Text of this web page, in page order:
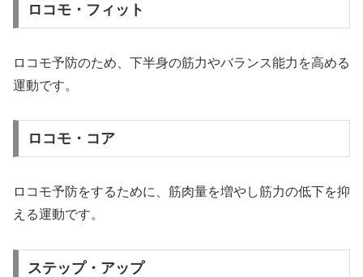
ロコモ・フィット
ロコモ予防のため、下半身の筋力やバランス能力を高める
運動です。
ロコモ・コア
ロコモ予防をするために、筋肉量を増やし筋力の低下を抑
える運動です。
ステップ・アップ